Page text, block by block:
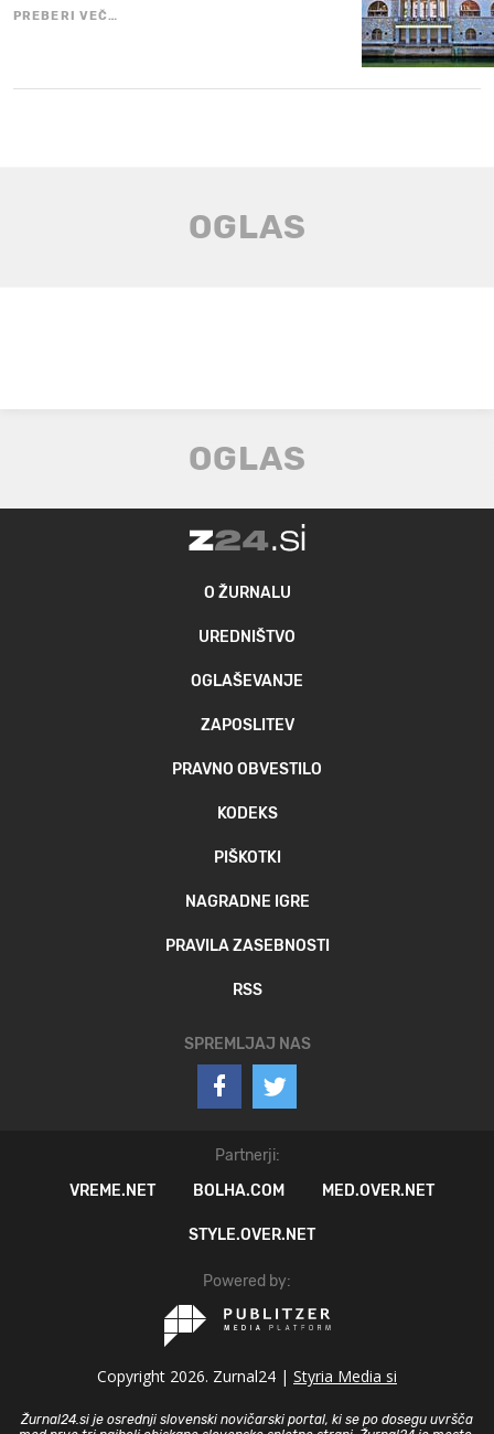
PREBERI VEČ…
O ŽURNALU
UREDNIŠTVO
OGLAŠEVANJE
ZAPOSLITEV
PRAVNO OBVESTILO
KODEKS
PIŠKOTKI
NAGRADNE IGRE
PRAVILA ZASEBNOSTI
RSS
SPREMLJAJ NAS
Partnerji:
VREME.NET
BOLHA.COM MED.OVER.NET
STYLE.OVER.NET
Powered by:
Copyright 2026. Zurnal24 | Styria Media si
Žurnal24.si je osrednji slovenski novičarski portal, ki se po dosegu uvršča